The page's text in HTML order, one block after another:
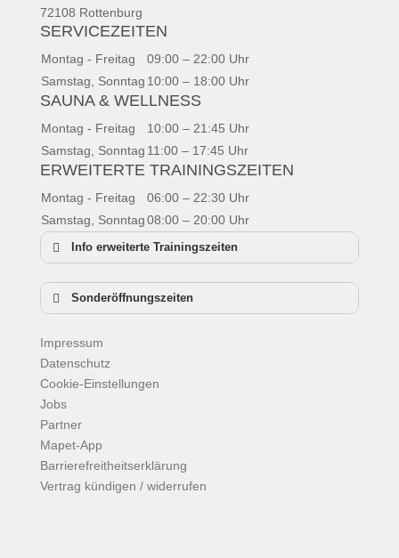
72108 Rottenburg
SERVICEZEITEN
Montag - Freitag
09:00 – 22:00 Uhr
Samstag, Sonntag 10:00 – 18:00 Uhr
SAUNA & WELLNESS
Montag - Freitag
10:00 – 21:45 Uhr
Samstag, Sonntag 11:00 – 17:45 Uhr
ERWEITERTE TRAININGSZEITEN
Montag - Freitag
06:00 – 22:30 Uhr
Samstag, Sonntag08:00 – 20:00 Uhr
Info erweiterte Trainingszeiten
Sonderöffnungszeiten
Dreikönig:
Karfreitag:
Ostersonntag:
Ostermontag
Pfingstsonntag:
geschlossen
Impressum
Datenschutz
Cookie-Einstellungen
Jobs
Partner
Mapet-App
Barrierefreitheitserklärung
Vertrag kündigen / widerrufen